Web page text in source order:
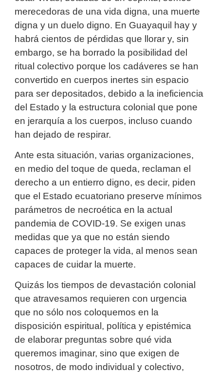
merecedoras de una vida digna, una muerte
digna y un duelo digno. En Guayaquil hay y
habrá cientos de pérdidas que llorar y, sin
embargo, se ha borrado la posibilidad del
ritual colectivo porque los cadáveres se han
convertido en cuerpos inertes sin espacio
para ser depositados, debido a la ineficiencia
del Estado y la estructura colonial que pone
en jerarquía a los cuerpos, incluso cuando
han dejado de respirar.
Ante esta situación, varias organizaciones,
en medio del toque de queda, reclaman el
derecho a un entierro digno, es decir, piden
que el Estado ecuatoriano preserve mínimos
parámetros de necroética en la actual
pandemia de COVID-19. Se exigen unas
medidas que ya que no están siendo
capaces de proteger la vida, al menos sean
capaces de cuidar la muerte.
Quizás los tiempos de devastación colonial
que atravesamos requieren con urgencia
que no sólo nos coloquemos en la
disposición espiritual, política y epistémica
de elaborar preguntas sobre qué vida
queremos imaginar, sino que exigen de
nosotros, de modo individual y colectivo,